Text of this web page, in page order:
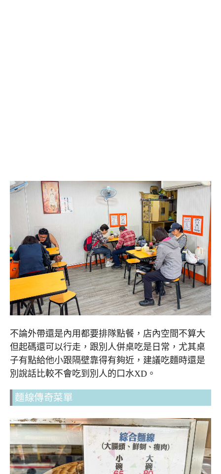
不論外帶還是內用都要排隊點餐，店內空間不算大
但起碼還可以行走，跟別人併桌吃是日常，尤其桌
子有點給他小跟隔壁靠得有夠近，建議吃麵時還是
別說話比較不會吃到別人的口水XD。
麵線傳奇菜單